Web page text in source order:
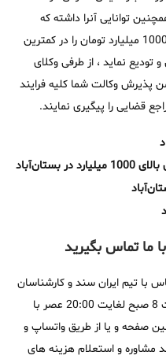
توانایی آنرا داشته که
سندهای ملکی از 1 میلیارد تومان تا 10000 میلیارد تومان را در کمترین
تودیع نماید ، از طرفی وکلای
پذیرش وکالت شما کلیه فرایند
قضایی را پیگیری نمایند.
ما تماس بگیرید
با تیم ایران سند و کارشناسان
این مجموعه میتوانید همه روزه از ساعت 8 صبح لغایت 20:00 عصر با
صفحه و یا از طریق واتساپ و
مشاوره و استعلام هزینه های